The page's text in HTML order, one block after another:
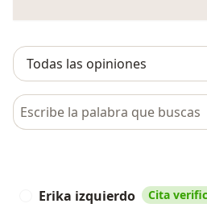
Busca en opiniones
Erika izquierdo Cita